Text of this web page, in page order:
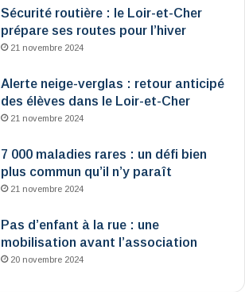
Sécurité routière : le Loir-et-Cher
prépare ses routes pour l’hiver
21 novembre 2024
Alerte neige-verglas : retour anticipé
des élèves dans le Loir-et-Cher
21 novembre 2024
7 000 maladies rares : un défi bien
plus commun qu’il n’y paraît
21 novembre 2024
Pas d’enfant à la rue : une
mobilisation avant l’association
20 novembre 2024